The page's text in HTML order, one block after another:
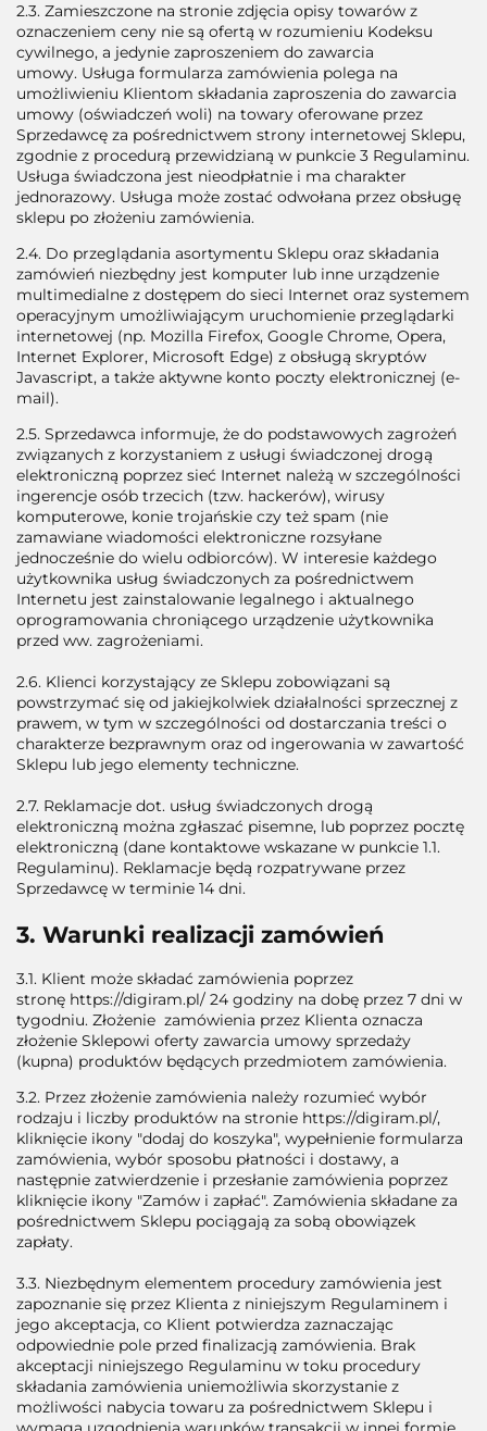
2.3. Zamieszczone na stronie zdjęcia opisy towarów z
oznaczeniem ceny nie są ofertą w rozumieniu Kodeksu
cywilnego, a jedynie zaproszeniem do zawarcia
umowy. Usługa formularza zamówienia polega na
umożliwieniu Klientom składania zaproszenia do zawarcia
umowy (oświadczeń woli) na towary oferowane przez
Sprzedawcę za pośrednictwem strony internetowej Sklepu,
zgodnie z procedurą przewidzianą w punkcie 3 Regulaminu.
Usługa świadczona jest nieodpłatnie i ma charakter
jednorazowy. Usługa może zostać odwołana przez obsługę
sklepu po złożeniu zamówienia.
2.4. Do przeglądania asortymentu Sklepu oraz składania
zamówień niezbędny jest komputer lub inne urządzenie
multimedialne z dostępem do sieci Internet oraz systemem
operacyjnym umożliwiającym uruchomienie przeglądarki
internetowej (np. Mozilla Firefox, Google Chrome, Opera,
Internet Explorer, Microsoft Edge) z obsługą skryptów
Javascript, a także aktywne konto poczty elektronicznej (e-
mail).
2.5. Sprzedawca informuje, że do podstawowych zagrożeń
związanych z korzystaniem z usługi świadczonej drogą
elektroniczną poprzez sieć Internet należą w szczególności
ingerencje osób trzecich (tzw. hackerów), wirusy
komputerowe, konie trojańskie czy też spam (nie
zamawiane wiadomości elektroniczne rozsyłane
jednocześnie do wielu odbiorców). W interesie każdego
użytkownika usług świadczonych za pośrednictwem
Internetu jest zainstalowanie legalnego i aktualnego
oprogramowania chroniącego urządzenie użytkownika
przed ww. zagrożeniami.
2.6. Klienci korzystający ze Sklepu zobowiązani są
powstrzymać się od jakiejkolwiek działalności sprzecznej z
prawem, w tym w szczególności od dostarczania treści o
charakterze bezprawnym oraz od ingerowania w zawartość
Sklepu lub jego elementy techniczne.
2.7. Reklamacje dot. usług świadczonych drogą
elektroniczną można zgłaszać pisemne, lub poprzez pocztę
elektroniczną (dane kontaktowe wskazane w punkcie 1.1.
Regulaminu). Reklamacje będą rozpatrywane przez
Sprzedawcę w terminie 14 dni.
3. Warunki realizacji zamówień
3.1. Klient może składać zamówienia poprzez
stronę https://digiram.pl/ 24 godziny na dobę przez 7 dni w
tygodniu. Złożenie zamówienia przez Klienta oznacza
złożenie Sklepowi oferty zawarcia umowy sprzedaży
(kupna) produktów będących przedmiotem zamówienia.
3.2. Przez złożenie zamówienia należy rozumieć wybór
rodzaju i liczby produktów na stronie https://digiram.pl/,
kliknięcie ikony "dodaj do koszyka", wypełnienie formularza
zamówienia, wybór sposobu płatności i dostawy, a
następnie zatwierdzenie i przesłanie zamówienia poprzez
kliknięcie ikony "Zamów i zapłać". Zamówienia składane za
pośrednictwem Sklepu pociągają za sobą obowiązek
zapłaty.
3.3. Niezbędnym elementem procedury zamówienia jest
zapoznanie się przez Klienta z niniejszym Regulaminem i
jego akceptacja, co Klient potwierdza zaznaczając
odpowiednie pole przed finalizacją zamówienia. Brak
akceptacji niniejszego Regulaminu w toku procedury
składania zamówienia uniemożliwia skorzystanie z
możliwości nabycia towaru za pośrednictwem Sklepu i